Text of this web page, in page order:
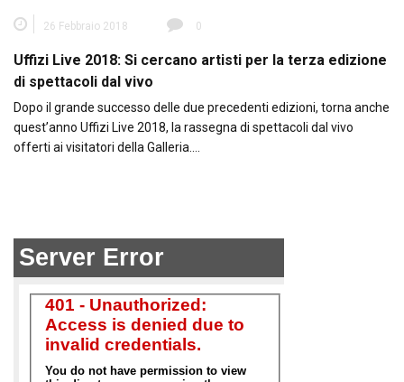
26 Febbraio 2018 0
Uffizi Live 2018: Si cercano artisti per la terza edizione
di spettacoli dal vivo
Dopo il grande successo delle due precedenti edizioni, torna anche
quest’anno Uffizi Live 2018, la rassegna di spettacoli dal vivo
offerti ai visitatori della Galleria….